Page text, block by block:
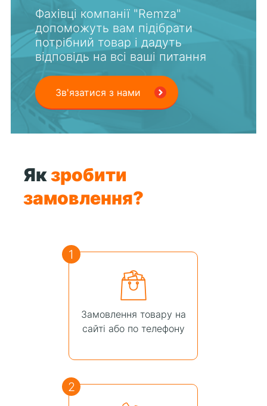
Фахівці компанії "Remza"
допоможуть вам підібрати
потрібний товар і дадуть
відповідь на всі ваші питання
Зв'язатися з нами
Якзробити
замовлення?
1
Замовлення товару на
сайті або по телефону
2